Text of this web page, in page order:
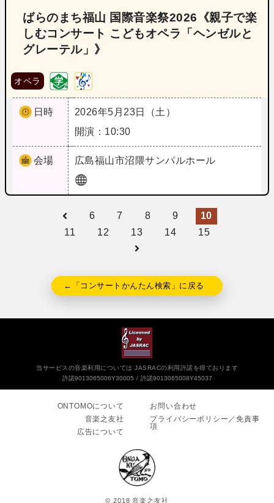
ばらのまち福山 国際音楽祭2026《親子で楽
しむコンサート こどもオペラ「ヘンゼルと
グレーテル」》
オペラ
日時
2026年5月23日（土）
開演：10:30
会場 広島福山市沼隈サンパルホール
6 7 8 9
10
11
12 13 14 15
←「コンサートかんたん検索」に戻る
当サービスの音楽利用については JASRACの利用許諾を得ております
許諾9013065006Y30005
許諾9013065008Y45037
ONTOMOについて
音楽之友社
広告について
お問い合わせ
プライバシーポリシー／免責事
項
© 2018 音楽之友社